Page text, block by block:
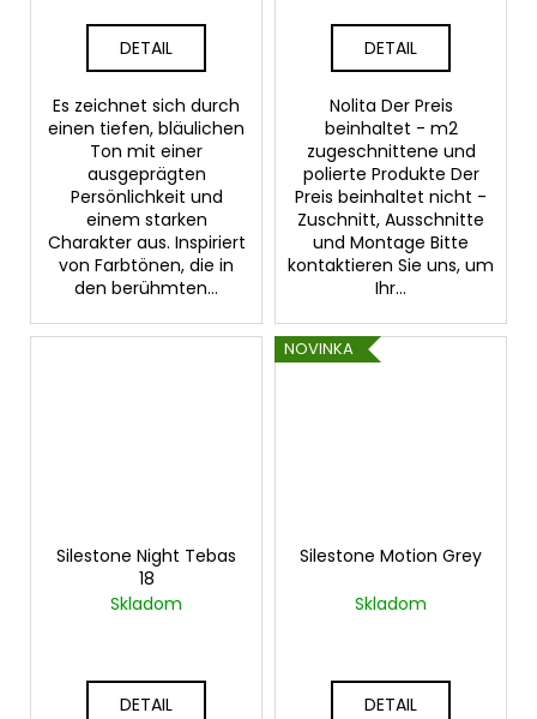
DETAIL
Es zeichnet sich durch
einen tiefen, bläulichen
Ton mit einer
ausgeprägten
Persönlichkeit und
einem starken
Charakter aus. Inspiriert
von Farbtönen, die in
den berühmten...
DETAIL
Nolita Der Preis
beinhaltet - m2
zugeschnittene und
polierte Produkte Der
Preis beinhaltet nicht -
Zuschnitt, Ausschnitte
und Montage Bitte
kontaktieren Sie uns, um
Ihr...
Silestone Night Tebas
18
Skladom
DETAIL
NOVINKA
Silestone Motion Grey
Skladom
DETAIL